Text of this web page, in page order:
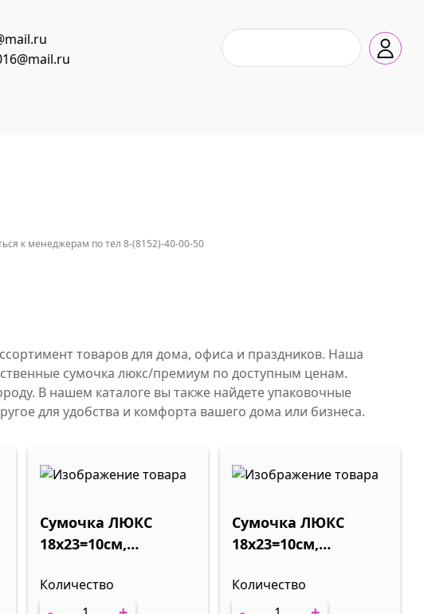
к менеджерам по тел 8-(8152)-40-00-50
товаров для дома, офиса и праздников. Наша
сумочка люкс/премиум по доступным ценам.
В нашем каталоге вы также найдете упаковочные
для удобства и комфорта вашего дома или бизнеса.
Сумочка ЛЮКС
18х23=10см,
Количество
Сумочка ЛЮКС
18х23=10см,
Количество